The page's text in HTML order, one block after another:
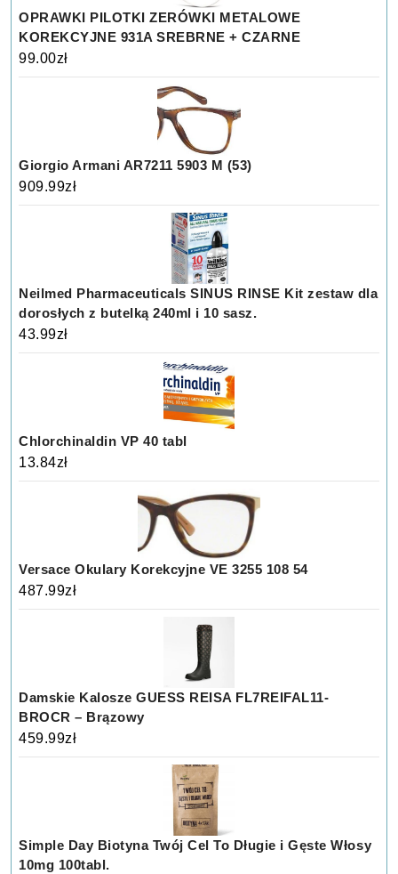
OPRAWKI PILOTKI ZERÓWKI METALOWE
KOREKCYJNE 931A SREBRNE + CZARNE
99.00zł
Giorgio Armani AR7211 5903 M (53)
909.99zł
Neilmed Pharmaceuticals SINUS RINSE Kit zestaw dla
dorosłych z butelką 240ml i 10 sasz.
43.99zł
Chlorchinaldin VP 40 tabl
13.84zł
Versace Okulary Korekcyjne VE 3255 108 54
487.99zł
Damskie Kalosze GUESS REISA FL7REIFAL11-
BROCR – Brązowy
459.99zł
Simple Day Biotyna Twój Cel To Długie i Gęste Włosy
10mg 100tabl.